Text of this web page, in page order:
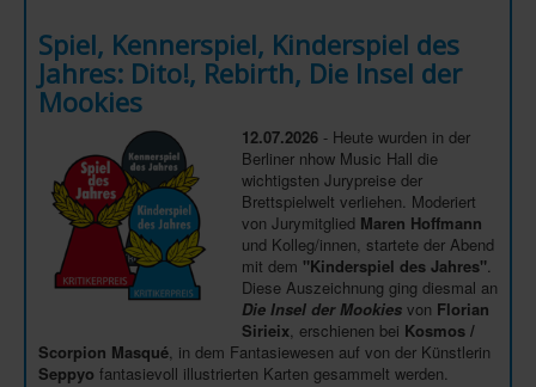
Spiel, Kennerspiel, Kinderspiel des
Jahres: Dito!, Rebirth, Die Insel der
Mookies
12.07.2026 - Heute wurden in der
Berliner nhow Music Hall die
wichtigsten Jurypreise der
Brettspielwelt verliehen. Moderiert
von Jurymitglied Maren Hoffmann
und Kolleg/innen, startete der Abend
mit dem "Kinderspiel des Jahres".
Diese Auszeichnung ging diesmal an
Die Insel der Mookies von Florian
Sirieix, erschienen bei Kosmos /
Scorpion Masqué, in dem Fantasiewesen auf von der Künstlerin
Seppyo fantasievoll illustrierten Karten gesammelt werden.